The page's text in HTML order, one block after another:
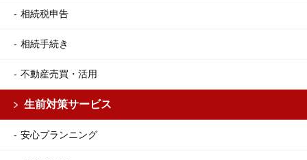
相続税申告
相続手続き
不動産売買・活用
生前対策サービス
安心プランニング